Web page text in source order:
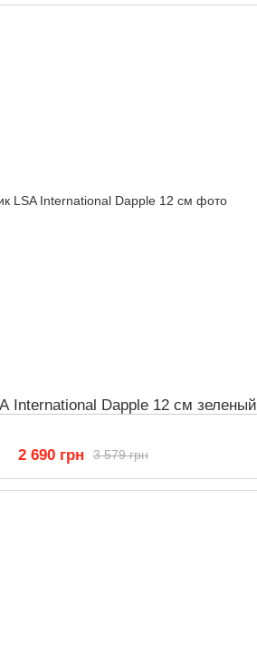
International Dapple 12 см зеленый
3 579 грн
2 690 грн